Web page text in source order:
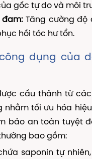
gốc tự do và môi
đam:Tăng cường độ
hồi tóc hư tổn.
dụng của
cấu thành từ
nhằm tối ưu hóa
bảo an toàn tuyệt
bao gồm:
saponin tự